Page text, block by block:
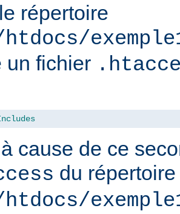
répertoire
htdocs/
un fichier
cause de ce
du répertoire
htdocs/